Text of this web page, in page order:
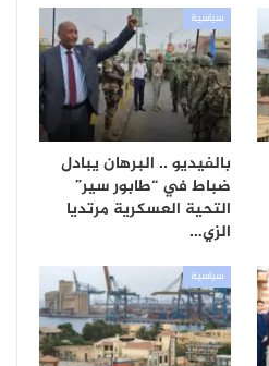
سياسية
بالفيديو .. البرهان يبادل
ضباط في “طابور سير”
التحية العسكرية مرتديا
الزي…
سياسية